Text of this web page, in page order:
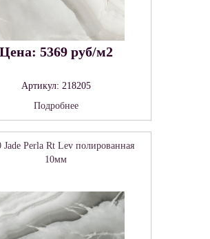
Цена: 5369 руб/м2
Артикул: 218205
Подробнее
Jade Perla Rt Lev полированная
10мм